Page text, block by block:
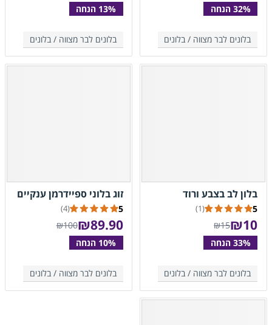
בלונים לבר מצווה / בלונים בלונים לבר מצווה /בלונים
בלון לב בצבע ורוד
בלונים לבר מצווה / בלונים
5
(1)
₪15 10
₪
זוג בלוני ספיידרמן ענקיים
בלונים לבר מצווה /בלונים
5
(4)
₪100 89.90
₪